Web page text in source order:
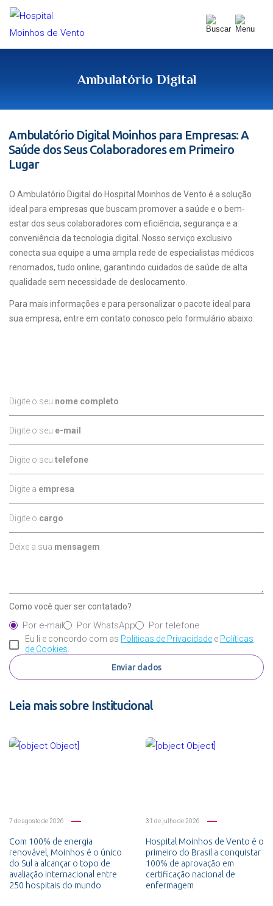
Ambulatório Digital
Ambulatório Digital Moinhos para Empresas: A
Saúde dos Seus Colaboradores em Primeiro
Lugar
O Ambulatório Digital do Hospital Moinhos de Vento é a solução
ideal para empresas que buscam promover a saúde e o bem-
estar dos seus colaboradores com eficiência, segurança e a
conveniência da tecnologia digital. Nosso serviço exclusivo
conecta sua equipe a uma ampla rede de especialistas médicos
renomados, tudo online, garantindo cuidados de saúde de alta
qualidade sem necessidade de deslocamento.
Para mais informações e para personalizar o pacote ideal para
sua empresa, entre em contato conosco pelo formulário abaixo:
Digite o seu nome completo
Digite o seu e-mail
Digite o seu telefone
Digite a empresa
Digite o cargo
Deixe a sua mensagem
Como você quer ser contatado?
Por e-mail Por WhatsApp Por telefone
Eu li e concordo com as Políticas de Privacidade e Políticas
de Cookies
Enviar dados
Leia mais sobre Institucional
7 de agosto de 2026
Com 100% de energia
renovável, Moinhos é o único
do Sul a alcançar o topo de
avaliação internacional entre
250 hospitais do mundo
31 de julho de 2026
Hospital Moinhos de Vento é o
primeiro do Brasil a conquistar
100% de aprovação em
certificação nacional de
enfermagem